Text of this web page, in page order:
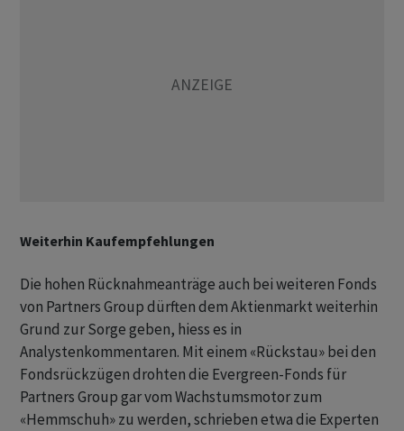
Weiterhin Kaufempfehlungen
Die hohen Rücknahmeanträge auch bei weiteren Fonds
von Partners Group dürften dem Aktienmarkt weiterhin
Grund zur Sorge geben, hiess es in
Analystenkommentaren. Mit einem «Rückstau» bei den
Fondsrückzügen drohten die Evergreen-Fonds für
Partners Group gar vom Wachstumsmotor zum
«Hemmschuh» zu werden, schrieben etwa die Experten